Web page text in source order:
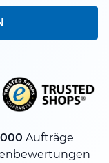
Aufträge